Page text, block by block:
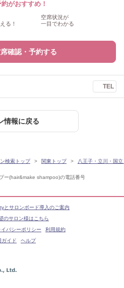
ー(hair&make shampoo)の電話番号
がおすすめ！
る！
空席状況が
一目でわかる
確認・予約する
TEL
情報に戻る
検索トップ 関東トップ 八王子・立川・国
とサロンボード導入のご案内
のサロン様はこちら
イバシーポリシー
利用規約
ガイド
ヘルプ